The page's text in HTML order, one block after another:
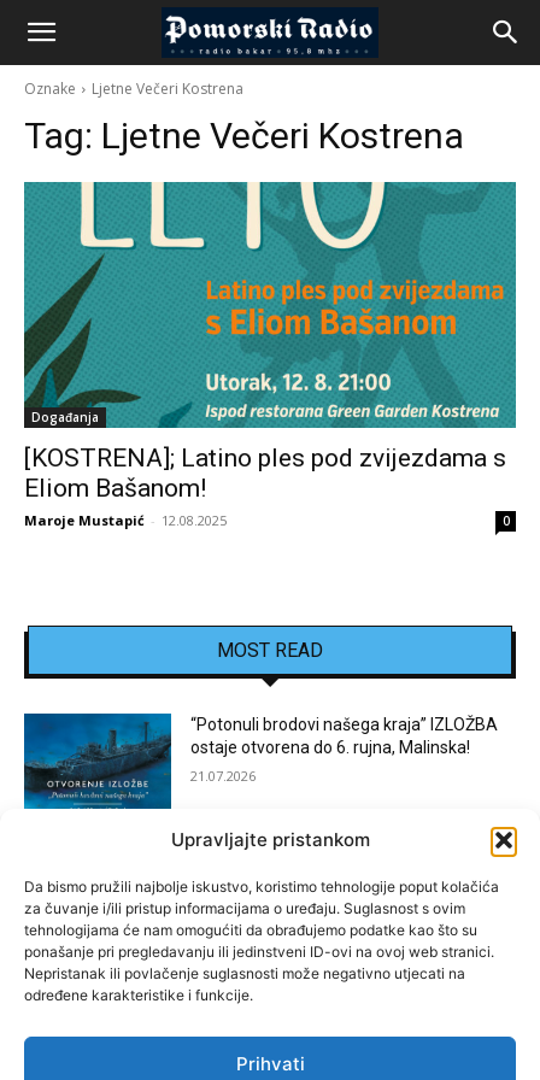
Upravljajte pristankom
Da bismo pružili najbolje iskustvo, koristimo tehnologije poput kolačića
za čuvanje i/ili pristup informacijama o uređaju. Suglasnost s ovim
tehnologijama će nam omogućiti da obrađujemo podatke kao što su
ponašanje pri pregledavanju ili jedinstveni ID-ovi na ovoj web stranici.
Nepristanak ili povlačenje suglasnosti može negativno utjecati na
određene karakteristike i funkcije.
Prihvati
Oznake Ljetne Večeri Kostrena
Tag: Ljetne Večeri Kostrena
Događanja
[KOSTRENA]; Latino ples pod zvijezdama s
Eliom Bašanom!
Maroje Mustapić - 12.08.2025 0
MOST READ
“Potonuli brodovi našega kraja” IZLOŽBA
ostaje otvorena do 6. rujna, Malinska!
21.07.2026
KOSTRENI”
15.07.2026
[BAKAR]: MARGARETINO LETO 2026!